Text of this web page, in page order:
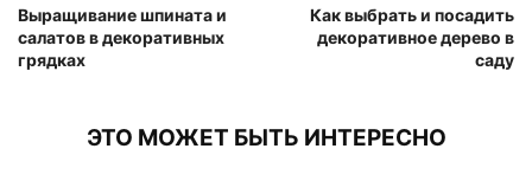
Выращивание шпината и
салатов в декоративных
грядках
Как выбрать и посадить
декоративное дерево в
саду
ЭТО МОЖЕТ БЫТЬ ИНТЕРЕСНО